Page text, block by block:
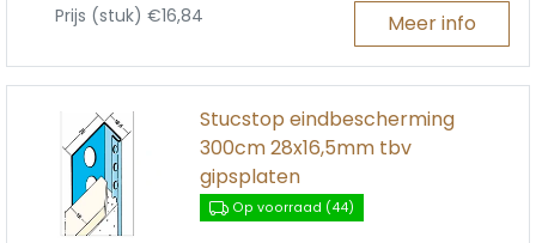
Prijs (stuk) €16,84
Meer info
Stucstop eindbescherming
300cm 28x16,5mm tbv
gipsplaten
Op voorraad (44)